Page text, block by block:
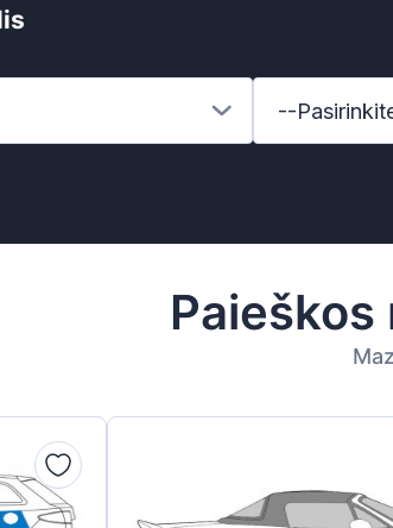
Benz
Nissan
Vauxhall
--